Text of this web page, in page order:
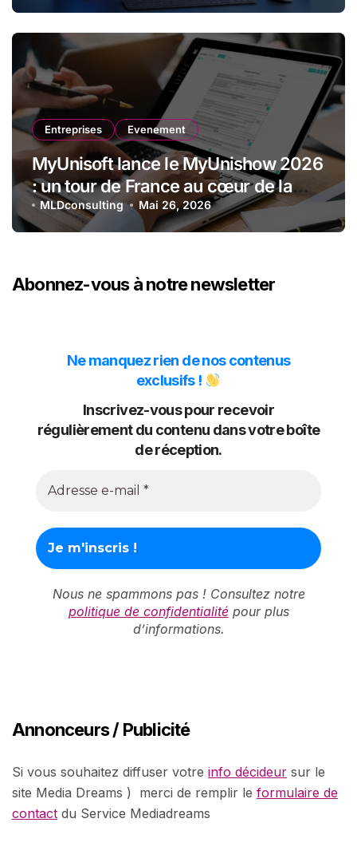
Entreprises Evenement
MyUnisoft lance le MyUnishow 2026
: un tour de France au cœur de la
transformation des cabinets
comptables
MLDconsulting Mai 26, 2026
Abonnez-vous à notre newsletter
Ne manquez rien de nos contenus
exclusifs !
Inscrivez-vous pour recevoir
régulièrement du contenu dans votre boîte
de réception.
Nous ne spammons pas ! Consultez notre
politique de confidentialitépour plus
d’informations.
Annonceurs / Publicité
Si vous souhaitez diffuser votre info décideur sur le
site Media Dreams ) merci de remplir le formulaire de
contact du Service Mediadreams